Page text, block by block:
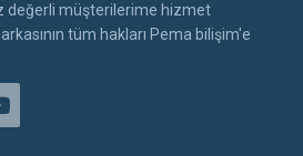
değerli müşterilerime hizmet
tüm hakları Pema bilişim'e